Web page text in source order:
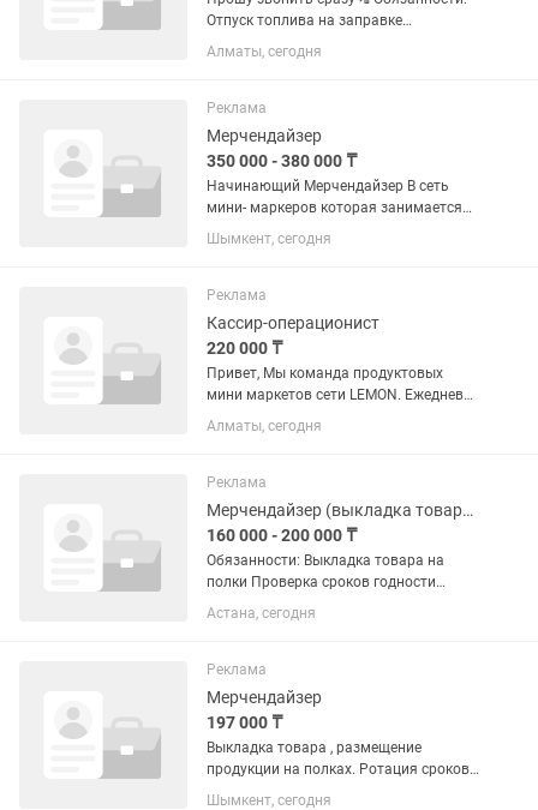
Отпуск топлива на заправке
покупателям Отпуск товаров в
магазине покупателям Работа за
на витрине Уборка...
Алматы, сегодня
Реклама
Мерчендайзер
350 000 - 380 000 ₸
Начинающий Мерчендайзер В сеть
мини- маркеров которая занимается
оптовыми и розничными продажами
требуется мерчендайзеры Требования:
Шымкент, сегодня
Реклама
Кассир-операционист
220 000 ₸
Привет, Мы команда продуктовых
мини маркетов сети LEMON. Ежедневно
наша сеть обслуживает около 3000
клиентов. Наши магазины
комплексах города.Мы быстро растем
и поэтому...
Алматы, сегодня
Реклама
Мерчендайзер (выкладка товара на полки, левый берег)
160 000 - 200 000 ₸
Обязанности: Выкладка товара на
полки Проверка сроков годности
Условия: График 2/2 08:00-20:00 20:00-
08:00 (на выбор) Своевременная
ипподромом Казанат (район Нура)
Астана, сегодня
Реклама
Мерчендайзер
197 000 ₸
Выкладка товара , размещение
продукции на полках. Ротация сроков
годности Оформление и анализ ,
Шымкент, сегодня